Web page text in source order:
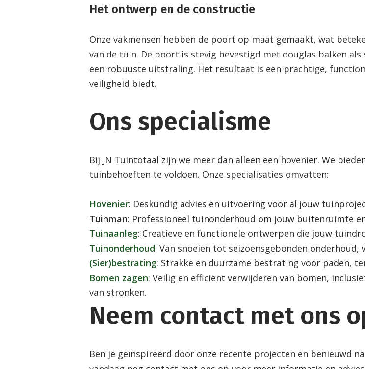
Het ontwerp en de constructie
Onze vakmensen hebben de poort op maat gemaakt, wat
van de tuin. De poort is stevig bevestigd met douglas balken
een robuuste uitstraling. Het resultaat is een prachtige,
veiligheid biedt.
Ons specialisme
Bij JN Tuintotaal zijn we meer dan alleen een hovenier. We
tuinbehoeften te voldoen. Onze specialisaties omvatten:
Hovenier: Deskundig advies en uitvoering voor al jouw
Tuinman: Professioneel tuinonderhoud om jouw buitenruimte
Tuinaanleg: Creatieve en functionele ontwerpen die jouw
Tuinonderhoud: Van snoeien tot seizoensgebonden
(Sier)bestrating: Strakke en duurzame bestrating voor paden,
Bomen zagen: Veilig en efficiënt verwijderen van bomen,
van stronken.
Neem contact met ons
Ben je geïnspireerd door onze recente projecten en benieuwd